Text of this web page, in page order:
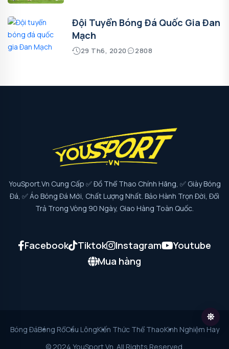
Đội Tuyển Bóng Đá Quốc Gia Đan
Mạch
29 Th6, 2020 2808
YouSport.vn Cung Cấp ✅ Đồ Thể Thao Chính Hãng, ✅ Giày Bóng
Đá, ✅ Áo Bóng Đá Mới, Chất Lượng Nhất. Bảo Hành Trọn Đời, Đổi
Trả Trong Vòng 90 Ngày, Giao Hàng Toàn Quốc.
Facebook Tiktok Instagram
Youtube
Mua hàng
Bóng ĐáBóng RổCầu LôngKiến Thức Thể ThaoKinh Nghiệm Hay
© 2024 YouSport.vn. All Rights Reserved.